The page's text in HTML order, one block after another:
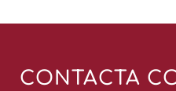
CONTACTA